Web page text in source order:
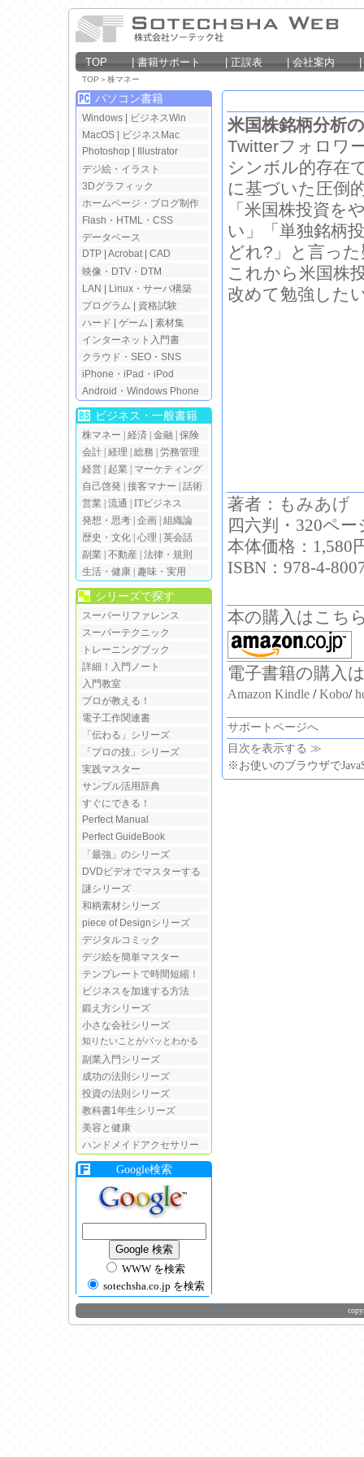
TOP 書籍サポート 正誤表 会社案内
TOP ＞株マネー
パソコン書籍
Windows
ビジネスWin
MacOS
ビジネスMac
Photoshop
Illustrator
デジ絵・イラスト
3Dグラフィック
ホームページ・ブログ制作
Flash・HTML・CSS
データベース
DTP Acrobat| CAD
映像・DTV・DTM
LAN
Linux・サーバ構築
プログラム
資格試験
ハード
ゲーム
素材集
インターネット入門書
クラウド・SEO・SNS
iPhone・iPad・iPod
Android・Windows Phone
ビジネス・一般書籍
株マネー 経済 金融
保険
会計 経理 総務
労務管理
経営
起業
マーケティング
自己啓発
接客マナー
話術
営業 流通
ITビジネス
発想・思考 企画 組織論
歴史・文化 心理
英会話
副業 不動産 法律・規則
生活・健康
趣味・実用
シリーズで探す
スーパーリファレンス
スーパーテクニック
トレーニングブック
詳細！入門ノート
入門教室
プロが教える！
電子工作関連書
「伝わる」シリーズ
「プロの技」シリーズ
実践マスター
サンプル活用辞典
すぐにできる！
Perfect Manual
Perfect GuideBook
「最強」のシリーズ
DVDビデオでマスターする
謎シリーズ
和柄素材シリーズ
piece of Designシリーズ
デジタルコミック
デジ絵を簡単マスター
テンプレートで時間短縮！
ビジネスを加速する方法
鍛え方シリーズ
小さな会社シリーズ
知りたいことがパッとわかる
副業入門シリーズ
成功の法則シリーズ
投資の法則シリーズ
教科書1年生シリーズ
美容と健康
ハンドメイドアクセサリー
Google検索
WWW を検索
sotechsha.co.jp を検索
米国株銘柄分析
Twitterフォロワ
シンボル的存在
に基づいた圧倒
「米国株投資を
い」「単独銘柄
どれ?」と言っ
これから米国株
改めて勉強した
著者： もみあげ
四六判・320ペー
本体価格：1,580
ISBN：978-4-
本の購入はこち
電子書籍の購入
Amazon Kindle /Kobo/
サポートページへ
目次を表示する ≫
※お使いのブラウザで